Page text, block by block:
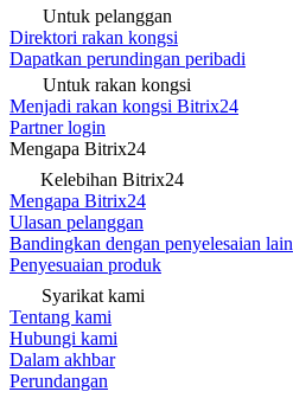
Untuk pelanggan
Direktori rakan kongsi
Dapatkan perundingan peribadi
Untuk rakan kongsi
Menjadi rakan kongsi Bitrix24
Partner login
Mengapa Bitrix24
Kelebihan Bitrix24
Mengapa Bitrix24
Ulasan pelanggan
Bandingkan dengan penyelesaian lain
Penyesuaian produk
Syarikat kami
Tentang kami
Hubungi kami
Dalam akhbar
Perundangan